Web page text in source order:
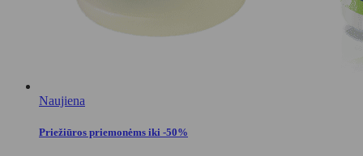
Naujiena
Priežiūros priemonėms iki -50%